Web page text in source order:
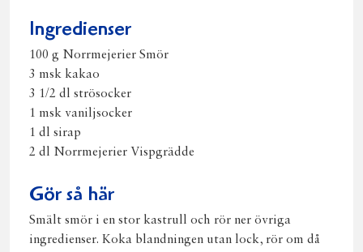
Ingredienser
100 g Norrmejerier Smör
3 msk kakao
3 1/2 dl strösocker
1 msk vaniljsocker
1 dl sirap
2 dl Norrmejerier Vispgrädde
Gör så här
Smält smör i en stor kastrull och rör ner övriga
ingredienser. Koka blandningen utan lock, rör om då